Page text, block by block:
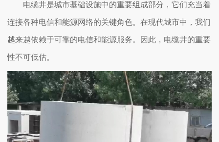
电缆井是城市基础设施中的重要组成部分，它们充当着
连接各种电信和能源网络的关键角色。在现代城市中，我们
越来越依赖于可靠的电信和能源服务。因此，电缆井的重要
性不可低估。